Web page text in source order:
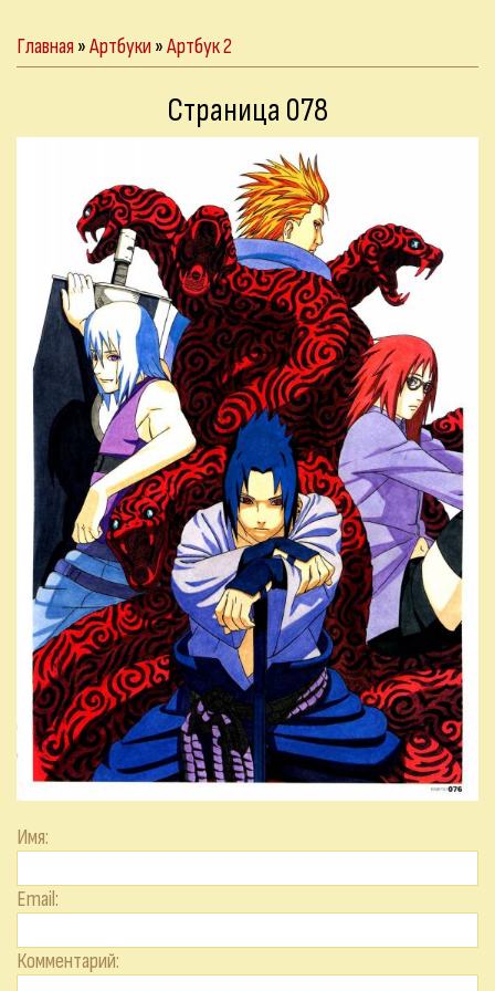
Главная»Артбуки»Артбук 2
Страница 078
Имя:
Email:
Комментарий: